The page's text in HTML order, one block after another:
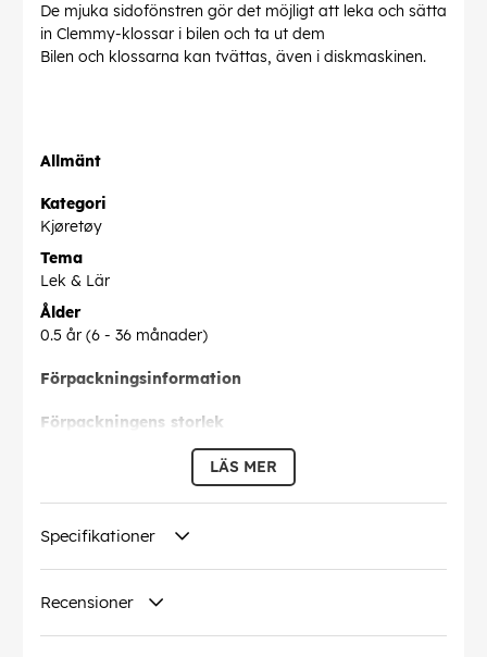
De mjuka sidofönstren gör det möjligt att leka och sätta
in Clemmy-klossar i bilen och ta ut dem
Bilen och klossarna kan tvättas, även i diskmaskinen.
Allmänt
Kategori
Kjøretøy
Tema
Lek & Lär
Ålder
0.5 år (6 - 36 månader)
Förpackningsinformation
Förpackningens storlek
703 g
Denna text har översatts automatiskt, fel kan
förekomma.
8005125173150
EAN:
LÄS MER
Specifikationer
Recensioner